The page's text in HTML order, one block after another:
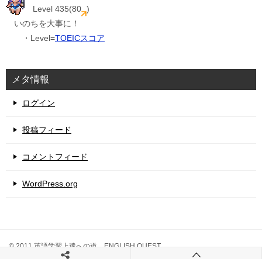
Level 435(80 )
いのちを大事に！
・Level=TOEICスコア
メタ情報
ログイン
投稿フィード
コメントフィード
WordPress.org
© 2011 英語学習上達への道 ENGLISH QUEST